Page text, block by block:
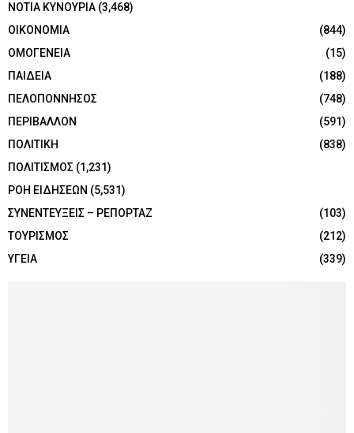
ΝΟΤΙΑ ΚΥΝΟΥΡΙΑ (3,468)
ΟΙΚΟΝΟΜΙΑ
(844)
ΟΜΟΓΕΝΕΙΑ
(15)
ΠΑΙΔΕΙΑ
(188)
ΠΕΛΟΠΟΝΝΗΣΟΣ
(748)
ΠΕΡΙΒΑΛΛΟΝ
(591)
ΠΟΛΙΤΙΚΗ
(838)
ΠΟΛΙΤΙΣΜΟΣ (1,231)
ΡΟΗ ΕΙΔΗΣΕΩΝ (5,531)
ΣΥΝΕΝΤΕΥΞΕΙΣ – ΡΕΠΟΡΤΑΖ
(103)
ΤΟΥΡΙΣΜΟΣ
(212)
ΥΓΕΙΑ
(339)